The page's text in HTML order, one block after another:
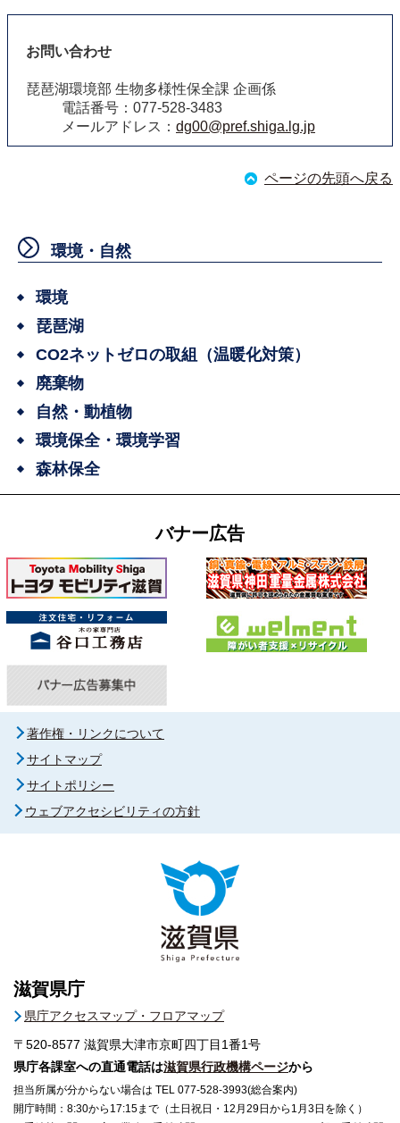
お問い合わせ
琵琶湖環境部 生物多様性保全課 企画係
電話番号：077-528-3483
メールアドレス： dg00@pref.shiga.lg.jp
ページの先頭へ戻る
環境・自然
環境
琵琶湖
CO2ネットゼロの取組（温暖化対策）
廃棄物
自然・動植物
環境保全・環境学習
森林保全
バナー広告
著作権・リンクについて
サイトマップ
サイトポリシー
ウェブアクセシビリティの方針
滋賀県庁
県庁アクセスマップ・フロアマップ
〒520-8577 滋賀県大津市京町四丁目1番1号
県庁各課室への直通電話は滋賀県行政機構ページから
担当所属が分からない場合は TEL 077-528-3993(総合案内)
開庁時間：8:30から17:15まで（土日祝日・12月29日から1月3日を除く）